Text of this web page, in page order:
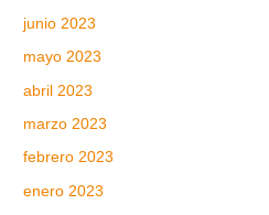
junio 2023
mayo 2023
abril 2023
marzo 2023
febrero 2023
enero 2023